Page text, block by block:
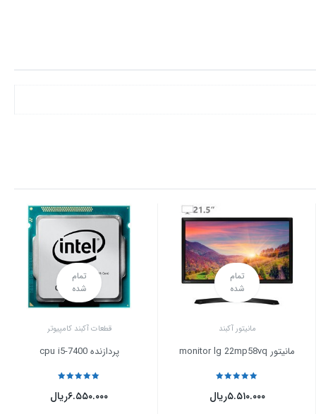
تمام
شده
مانیتور آکبند
مانیتور monitor lg 22mp58vq
ریال۵.۵۱۰.۰۰۰
تمام
شده
قطعات آکبند کامپیوتر
پردازنده cpu i5-7400
ریال۶.۵۵۰.۰۰۰